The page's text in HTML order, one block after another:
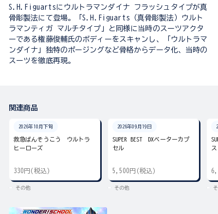
S.H.Figuartsにウルトラマンダイナ フラッシュタイプが真
骨彫製法にて登場。「S.H.Figuarts（真骨彫製法）ウルト
ラマンティガ マルチタイプ」と同様に当時のスーツアクタ
ーである権藤俊輔氏のボディーをスキャンし、「ウルトラマ
ンダイナ」独特のポージングなど骨格からデータ化、当時の
スーツを徹底再現。
関連商品
2026年10月下旬
救急ばんそうこう ウルトラ
ヒーローズ
330円(税込)
その他
2026年09月19日
SUPER BEST DXベーターカプ
セル
5,500円(税込)
その他
ス